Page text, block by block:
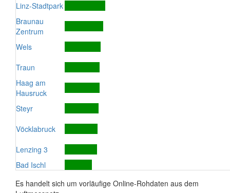
Linz-Stadtpark
Braunau
Zentrum
Wels
Traun
Haag am
Hausruck
Steyr
Vöcklabruck
Lenzing 3
Bad Ischl
Es handelt sich um vorläufige Online-Rohdaten aus dem